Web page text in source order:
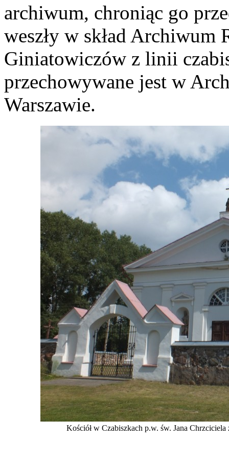
archiwum, chroniąc go
weszły w skład Archiwum
Giniatowiczów z linii
przechowywane jest w
Warszawie.
Kościół w Czabiszkach p.w. św. Jana